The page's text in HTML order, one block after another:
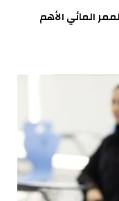
المائي الأهم